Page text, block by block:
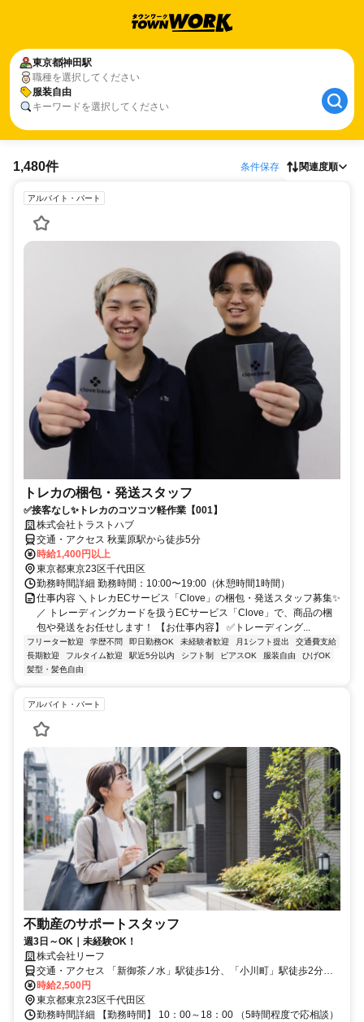
東京都神田駅
職種を選択してください
服装自由
キーワードを選択してください
1,480件 条件保存 関連度順
アルバイト・パート
トレカの梱包・発送スタッフ
✅接客なし✨トレカのコツコツ軽作業【001】
株式会社トラストハブ
交通・アクセス 秋葉原駅から徒歩5分
時給1,400円以上
東京都東京23区千代田区
勤務時間詳細 勤務時間：10:00〜19:00（休憩時間1時間）
仕事内容 ＼トレカECサービス「Clove」の梱包・発送スタッフ募集✨
／ トレーディングカードを扱うECサービス「Clove」で、商品の梱
包や発送をお任せします！ 【お仕事内容】 ✅トレーディング...
フリーター歓迎 学歴不問 即日勤務OK 未経験者歓迎 月1シフト提出
交通費支給
長期歓迎
フルタイム歓迎 駅近5分以内 シフト制 ピアスOK 服装自由
ひげOK
髪型・髪色自由
アルバイト・パート
不動産のサポートスタッフ
週3日～OK｜未経験OK！
株式会社リーフ
交通・アクセス 「新御茶ノ水」駅徒歩1分、「小川町」駅徒歩2分、
「淡路町」駅徒歩4分、ほか「神保町」や「神田」駅なども便利です
時給2,500円
東京都東京23区千代田区
勤務時間詳細 【勤務時間】 10：00～18：00 （5時間程度で応相談）